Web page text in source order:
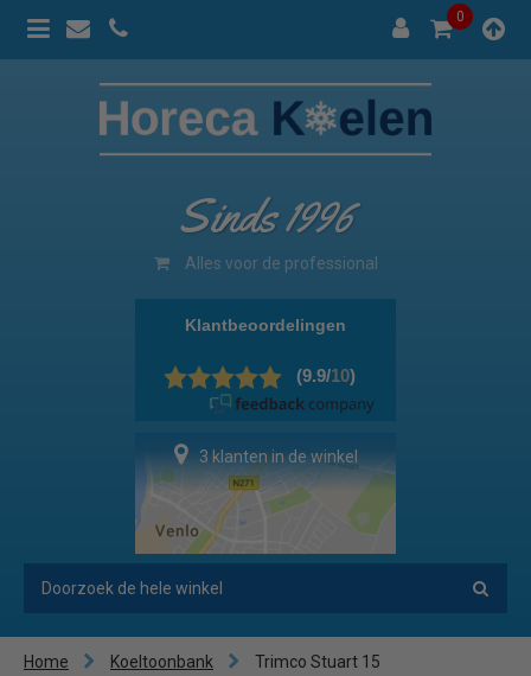
0
Sinds 1996
100% prijsgarantie
3 klanten in de winkel
Home Koeltoonbank Trimco Stuart 15